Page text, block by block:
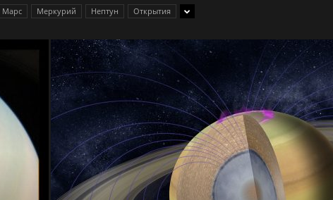
Марс Меркурий Нептун Открытия